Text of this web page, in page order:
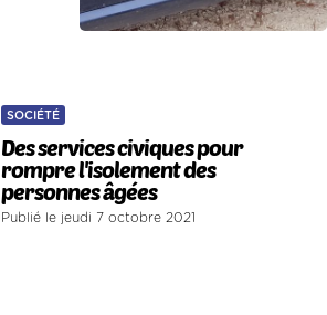
SOCIÉTÉ
Des services civiques pour
rompre l'isolement des
personnes âgées
Publié le jeudi 7 octobre 2021